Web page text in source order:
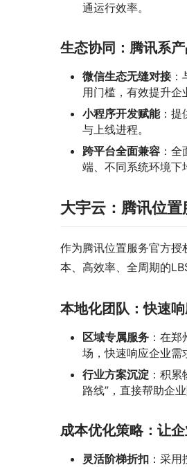
通运行效率。
生态协同：腾讯系
微信生态无缝对接：
用门槛，有效提升企
小程序开发赋能：提
与上线进程。
跨平台全面兼容 ：
端、不同系统环境下
大宇云：腾讯位
作为腾讯位置服务官方授
本、高效率、全周期的
本地化团队：快速
区域专属服务 ：在
场，快速响应企业需
行业方案沉淀 ：积
路线”，直接帮助企
成本优化策略：让
灵活阶梯折扣 ：采